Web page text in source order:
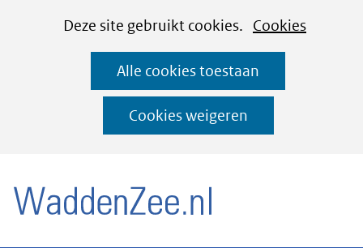
CookiesDeze site gebruikt cookies. Cookies
deze
Alle cookies toestaan
Cookies weigeren
Ga
naar
de
inhoud